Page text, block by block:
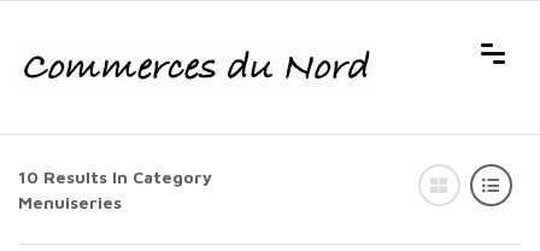
10 Results In Category
Menuiseries